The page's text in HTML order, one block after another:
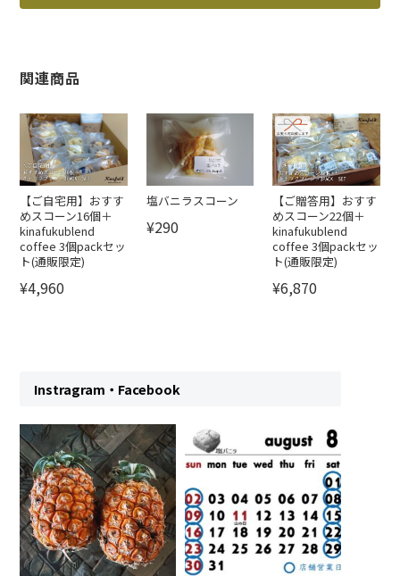
関連商品
【ご自宅用】おすす
めスコーン16個＋
kinafukublend
coffee 3個packセッ
ト(通販限定)
¥4,960
塩バニラスコーン
¥290
【ご贈答用】おすす
めスコーン22個＋
kinafukublend
coffee 3個packセッ
ト(通販限定)
¥6,870
Instragram・Facebook